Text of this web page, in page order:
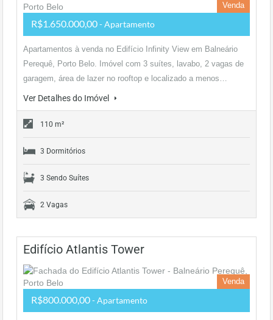
Venda
R$1.650.000,00- Apartamento
Apartamentos à venda no Edifício Infinity View em Balneário
Perequê, Porto Belo. Imóvel com 3 suítes, lavabo, 2 vagas de
garagem, área de lazer no rooftop e localizado a menos…
Ver Detalhes do Imóvel
110 m²
3 Dormitórios
3 Sendo Suítes
2 Vagas
Edifício Atlantis Tower
Venda
R$800.000,00- Apartamento